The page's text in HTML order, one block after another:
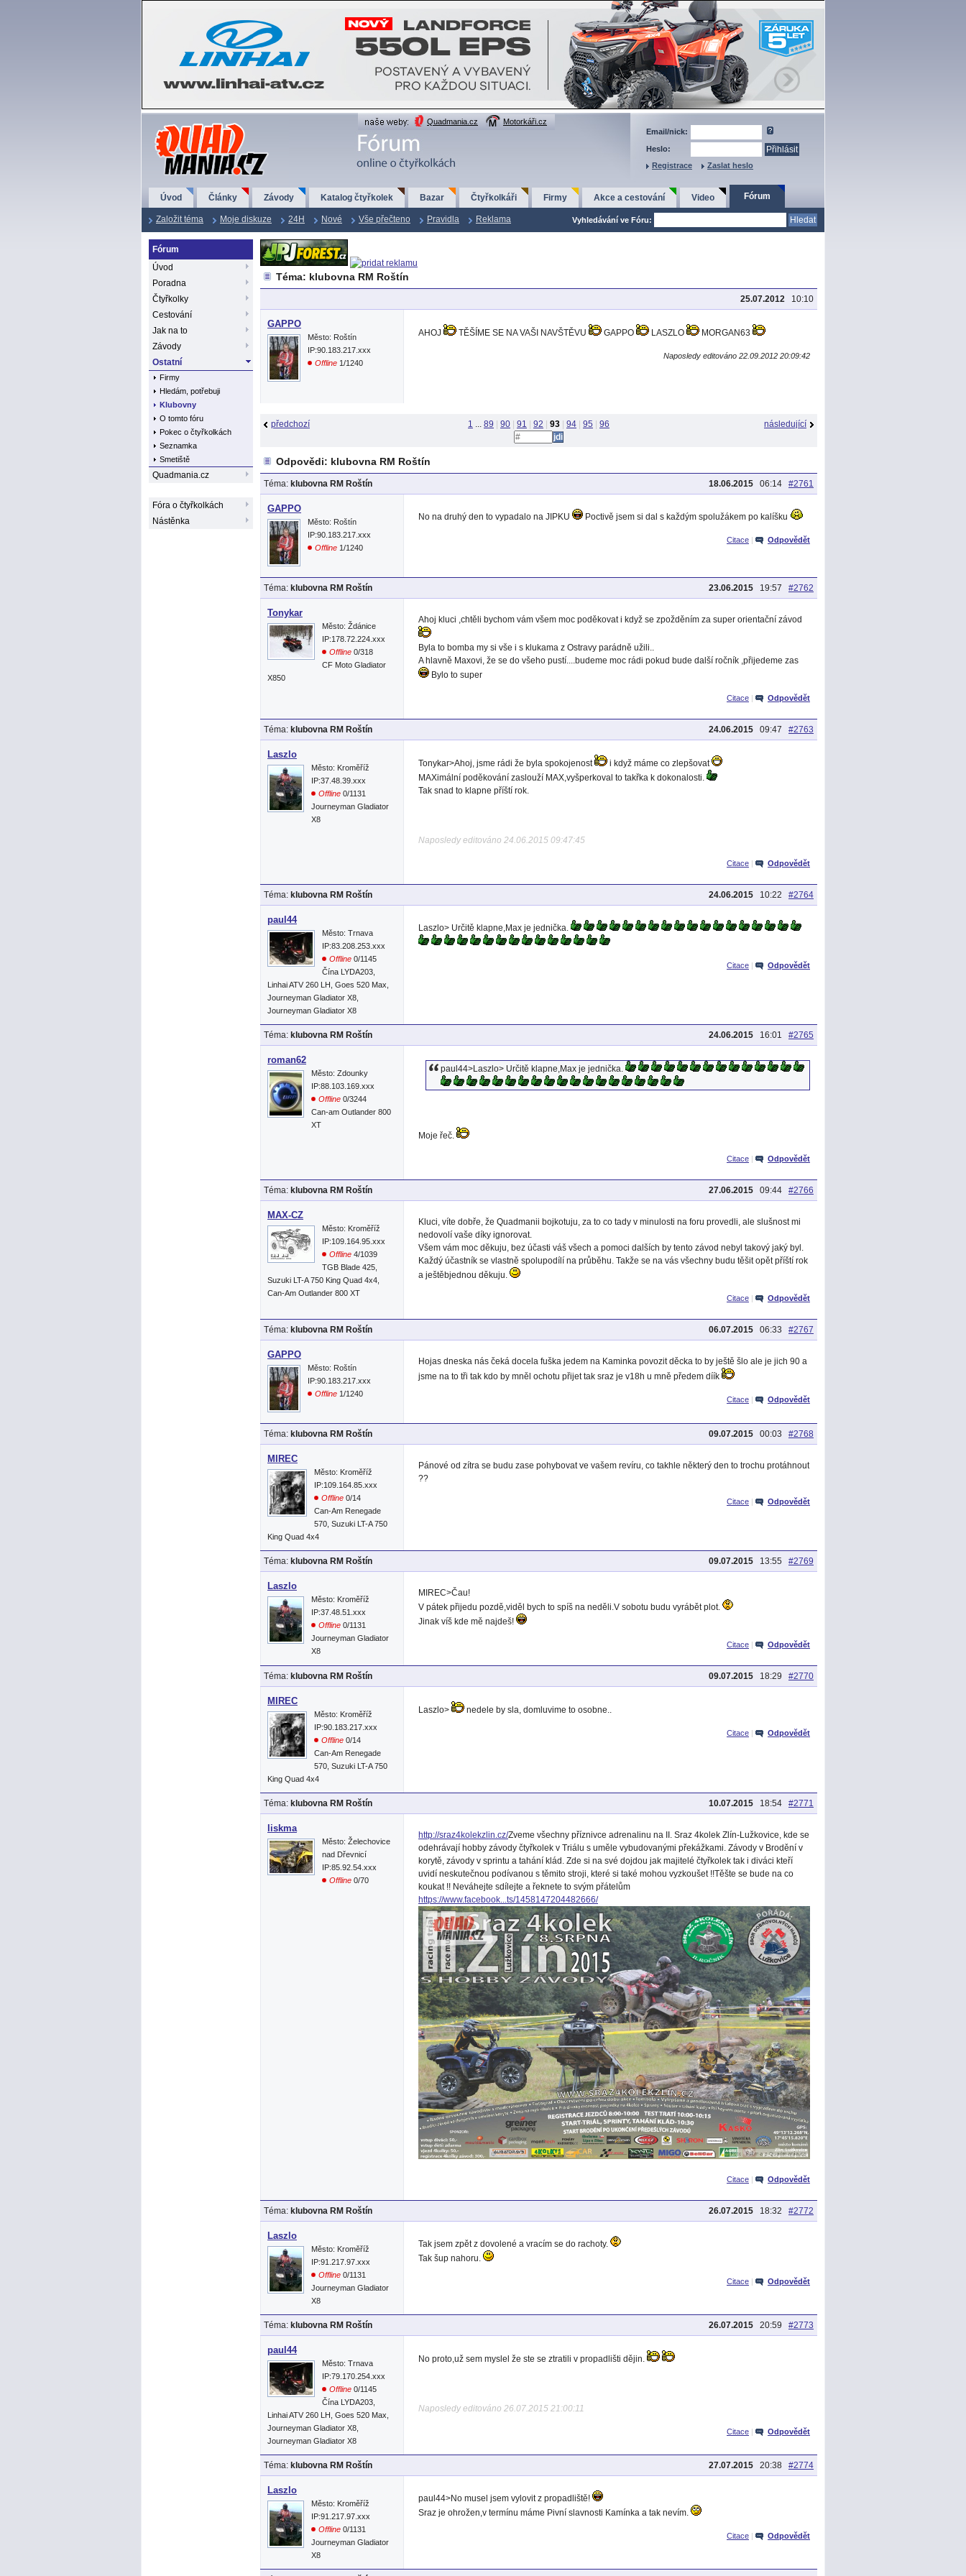
QuadMania.cz Quadmania.cz
Motorkáři.cz
Email/nick:
Heslo:
Registrace
Zaslat heslo
Úvod Články Závody Katalog čtyřkolek Bazar Čtyřkolkáři Firmy Akce a cestování Video Fórum
Založit téma Moje diskuze 24H Nové Vše přečteno Pravidla Reklama Vyhledávání ve Fóru:
Fórum
Úvod
Poradna
Čtyřkolky
Cestování
Jak na to
Závody
Ostatní
Firmy
Hledám, potřebuji
Klubovny
O tomto fóru
Pokec o čtyřkolkách
Seznamka
Smetiště
Quadmania.cz
Fóra o čtyřkolkách
Nástěnka
Téma: klubovna RM Roštín
25.07.2012 10:10
GAPPO
Město: Roštín
IP:90.183.217.xxx
Offline 1/1240
AHOJ TĚŠÍME SE NA VAŠI NAVŠTĚVU GAPPO LASZLO MORGAN63
Naposledy editováno 22.09.2012 20:09:42
předchozí následující
1 ... 89 90 91 92 93 94 95 96
Odpovědi: klubovna RM Roštín
18.06.2015 06:14 #2761
Téma: klubovna RM Roštín
GAPPO
Město: Roštín
IP:90.183.217.xxx
Offline 1/1240
No na druhý den to vypadalo na JIPKU Poctivě jsem si dal s každým spolužákem po kalíšku
Citace | Odpovědět
23.06.2015 19:57 #2762
Téma: klubovna RM Roštín
Tonykar
Město: Ždánice
IP:178.72.224.xxx
Offline 0/318
CF Moto Gladiator
X850
Ahoj kluci ,chtěli bychom vám všem moc poděkovat i když se zpožděním za super orientační závod
Byla to bomba my si vše i s klukama z Ostravy parádně užili..
A hlavně Maxovi, že se do všeho pustí....budeme moc rádi pokud bude další ročník ,přijedeme zas
Bylo to super
Citace | Odpovědět
24.06.2015 09:47 #2763
Téma: klubovna RM Roštín
Laszlo
Město: Kroměříž
IP:37.48.39.xxx
Offline 0/1131
Journeyman Gladiator
X8
Tonykar>Ahoj, jsme rádi že byla spokojenost
i když máme co zlepšovat
MAXimální poděkování zaslouží MAX,vyšperkoval to takřka k dokonalosti.
Tak snad to klapne příští rok.
Naposledy editováno 24.06.2015 09:47:45
Citace | Odpovědět
24.06.2015 10:22 #2764
Téma: klubovna RM Roštín
paul44
Město: Trnava
IP:83.208.253.xxx
Offline 0/1145
Čína LYDA203,
Linhai ATV 260 LH, Goes 520 Max,
Journeyman Gladiator X8,
Journeyman Gladiator X8
Laszlo> Určitě klapne,Max je jednička.
Citace | Odpovědět
24.06.2015 16:01 #2765
Téma: klubovna RM Roštín
roman62
Město: Zdounky
IP:88.103.169.xxx
Offline 0/3244
Can-am Outlander 800
XT
paul44>Laszlo> Určitě klapne,Max je jednička.
Moje řeč.
Citace | Odpovědět
27.06.2015 09:44 #2766
Téma: klubovna RM Roštín
MAX-CZ
Město: Kroměříž
IP:109.164.95.xxx
Offline 4/1039
TGB Blade 425,
Suzuki LT-A 750 King Quad 4x4,
Can-Am Outlander 800 XT
Kluci, víte dobře, že Quadmanii bojkotuju, za to co tady v minulosti na foru provedli, ale slušnost mi
nedovolí vaše díky ignorovat.
Všem vám moc děkuju, bez účasti váš všech a pomoci dalších by tento závod nebyl takový jaký byl.
Každý účastník se vlastně spolupodílí na průběhu. Takže se na vás všechny budu těšit opět příští rok
a ještěbjednou děkuju.
Citace | Odpovědět
06.07.2015 06:33 #2767
Téma: klubovna RM Roštín
GAPPO
Město: Roštín
IP:90.183.217.xxx
Offline 1/1240
Hojas dneska nás čeká docela fuška jedem na Kaminka povozit děcka to by ještě šlo ale je jich 90 a
jsme na to tři tak kdo by mněl ochotu přijet tak sraz je v18h u mně předem díík
Citace | Odpovědět
09.07.2015 00:03 #2768
Téma: klubovna RM Roštín
MIREC
Město: Kroměříž
IP:109.164.85.xxx
Offline 0/14
Can-Am Renegade
570, Suzuki LT-A 750
King Quad 4x4
Pánové od zítra se budu zase pohybovat ve vašem revíru, co takhle některý den to trochu protáhnout
??
Citace | Odpovědět
09.07.2015 13:55 #2769
Téma: klubovna RM Roštín
Laszlo
Město: Kroměříž
IP:37.48.51.xxx
Offline 0/1131
Journeyman Gladiator
X8
MIREC>Čau!
V pátek přijedu pozdě,viděl bych to spíš na neděli.V sobotu budu vyrábět plot.
Jinak víš kde mě najdeš!
Citace | Odpovědět
09.07.2015 18:29 #2770
Téma: klubovna RM Roštín
MIREC
Město: Kroměříž
IP:90.183.217.xxx
Offline 0/14
Can-Am Renegade
570, Suzuki LT-A 750
King Quad 4x4
Laszlo> nedele by sla, domluvime to osobne..
Citace | Odpovědět
10.07.2015 18:54 #2771
Téma: klubovna RM Roštín
liskma
Město: Želechovice
nad Dřevnicí
IP:85.92.54.xxx
Offline 0/70
http://sraz4kolekzlin.cz/Zveme všechny příznivce adrenalinu na II. Sraz 4kolek Zlín-Lužkovice, kde se
odehrávají hobby závody čtyřkolek v Triálu s uměle vybudovanými překážkami. Závody v Brodění v
korytě, závody v sprintu a tahání klád. Zde si na své dojdou jak majitelé čtyřkolek tak i diváci kteří
uvidí neskutečnou podívanou s těmito stroji, které si také mohou vyzkoušet !!Těšte se bude na co
koukat !! Neváhejte sdílejte a řeknete to svým přátelům
https://www.facebook...ts/1458147204482666/
Citace Odpovědět
26.07.2015 18:32 #2772
Téma: klubovna RM Roštín
Laszlo
Město: Kroměříž
IP:91.217.97.xxx
Offline 0/1131
Journeyman Gladiator
X8
Tak jsem zpět z dovolené a vracím se do rachoty.
Tak šup nahoru.
Citace Odpovědět
26.07.2015 20:59 #2773
Téma: klubovna RM Roštín
paul44
Město: Trnava
IP:79.170.254.xxx
Offline 0/1145
Čína LYDA203,
Linhai ATV 260 LH, Goes 520 Max,
Journeyman Gladiator X8,
Journeyman Gladiator X8
No proto,už sem myslel že ste se ztratili v propadlišti dějin.
Naposledy editováno 26.07.2015 21:00:11
Citace Odpovědět
27.07.2015 20:38 #2774
Téma: klubovna RM Roštín
Laszlo
Město: Kroměříž
IP:91.217.97.xxx
Offline 0/1131
Journeyman Gladiator
X8
paul44>No musel jsem vylovit z propadliště!
Sraz je ohrožen,v termínu máme Pivní slavnosti Kamínka a tak nevím.
Citace Odpovědět